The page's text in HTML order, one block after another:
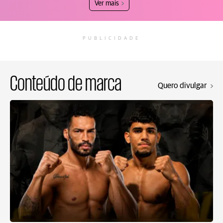
Ver mais
PUBLICIDADE
Conteúdo de marca Quero divulgar